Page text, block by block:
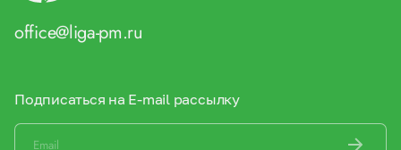
office@liga-pm.ru
Подписаться на E-mail рассылку